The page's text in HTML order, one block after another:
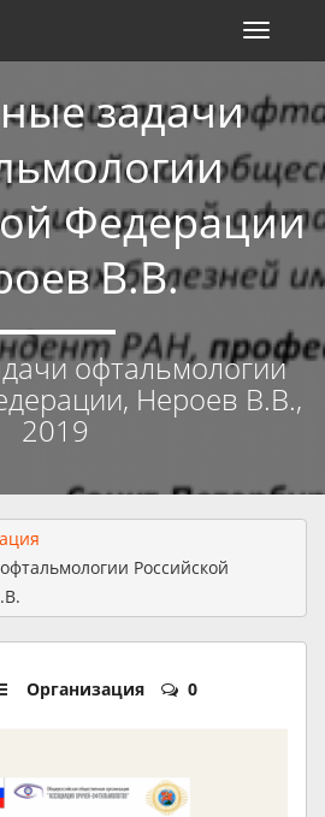
задачи
Федерации
В.В.
офтальмологии
Нероев В.В.,
2019
Toggle
Российской
Организация 0